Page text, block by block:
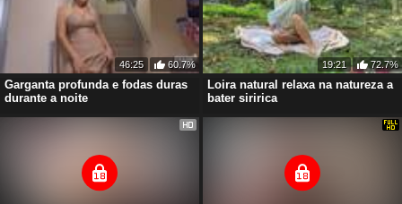
Garganta profunda e fodas duras
durante a noite
46:25 60.7%
Loira natural relaxa na natureza a
bater siririca
19:21 72.7%